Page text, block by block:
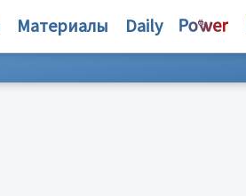
Материалы Daily